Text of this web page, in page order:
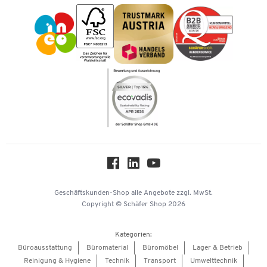
Impressum
Karriere
Kataloge
Geschäftskunden-Shop alle Angebote zzgl. MwSt.
Copyright © Schäfer Shop 2026
Kategorien:
Büroausstattung
Büromaterial Büromöbel
Lager & Betrieb
Reinigung & Hygiene
Technik Transport Umwelttechnik